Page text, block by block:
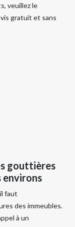
veuillez le
gratuit et sans
gouttières
environs
faut
des immeubles.
à un